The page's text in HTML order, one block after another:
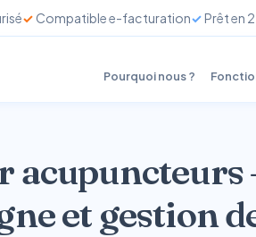
Compatible e-facturation Prêt en
Pourquoi nous ?
acupuncteurs
et gestion